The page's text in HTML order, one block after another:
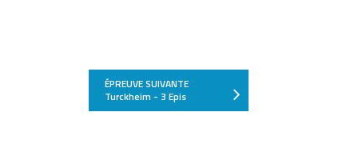
ÉPREUVE SUIVANTE
Turckheim - 3 Epis